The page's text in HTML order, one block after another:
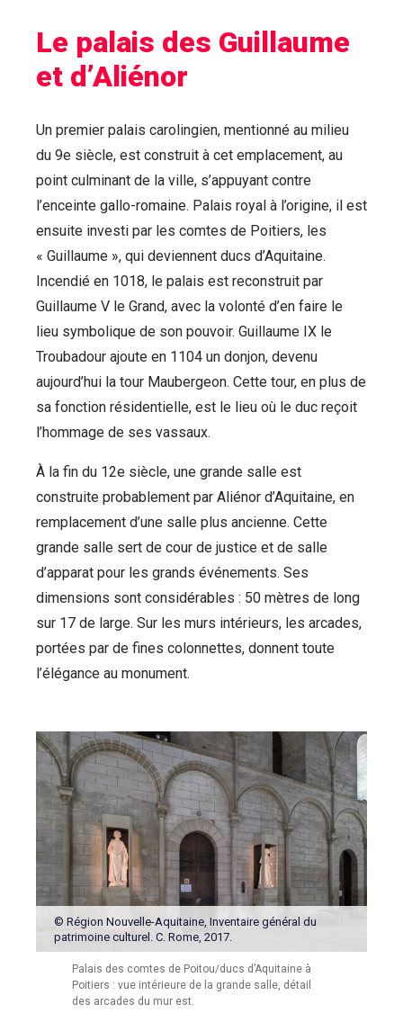
Le palais des Guillaume
et d’Aliénor
Un premier palais carolingien, mentionné au milieu
du 9e siècle, est construit à cet emplacement, au
point culminant de la ville, s’appuyant contre
l’enceinte gallo-romaine. Palais royal à l’origine, il est
ensuite investi par les comtes de Poitiers, les
« Guillaume », qui deviennent ducs d’Aquitaine.
Incendié en 1018, le palais est reconstruit par
Guillaume V le Grand, avec la volonté d’en faire le
lieu symbolique de son pouvoir. Guillaume IX le
Troubadour ajoute en 1104 un donjon, devenu
aujourd’hui la tour Maubergeon. Cette tour, en plus de
sa fonction résidentielle, est le lieu où le duc reçoit
l’hommage de ses vassaux.
À la fin du 12e siècle, une grande salle est
construite probablement par Aliénor d’Aquitaine, en
remplacement d’une salle plus ancienne. Cette
grande salle sert de cour de justice et de salle
d’apparat pour les grands événements. Ses
dimensions sont considérables : 50 mètres de long
sur 17 de large. Sur les murs intérieurs, les arcades,
portées par de fines colonnettes, donnent toute
l’élégance au monument.
© Région Nouvelle-Aquitaine, Inventaire général du
patrimoine culturel. C. Rome, 2017.
Palais des comtes de Poitou/ducs d’Aquitaine à
Poitiers : vue intérieure de la grande salle, détail
des arcades du mur est.